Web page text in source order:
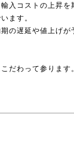
入コストの上昇
ます。
の遅延や値上げ
だわって参ります。